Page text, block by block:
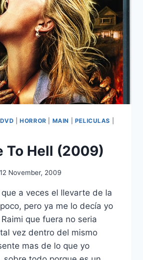
DVD |HORROR MAIN PELICULAS
To Hell (2009)
12 November, 2009
a veces el llevarte de la
pero ya me lo decía yo
que fuera no seria
vez dentro del mismo
mas de lo que yo